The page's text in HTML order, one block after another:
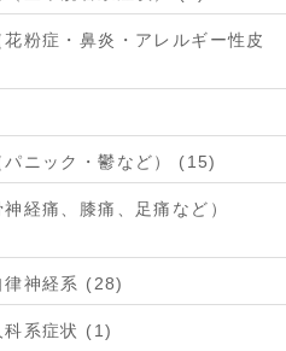
粉症・鼻炎・アレルギー性皮
パニック・鬱など） (15)
経痛、膝痛、足痛など）
律神経系 (28)
科系症状 (1)